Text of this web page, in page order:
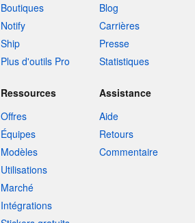
Boutiques
Notify
Ship
Plus d'outils Pro
Blog
Carrières
Presse
Statistiques
Ressources
Offres
Équipes
Modèles
Utilisations
Marché
Intégrations
Assistance
Aide
Retours
Commentaire